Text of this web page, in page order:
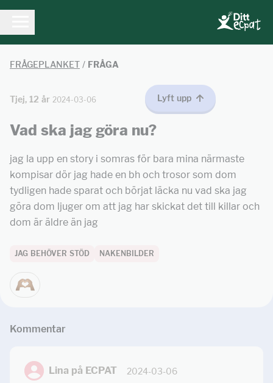
FRÅGEPLANKET / FRÅGA
Tjej, 12 år 2024-03-06 Lyft upp
Vad ska jag göra nu?
jag la upp en story i somras för bara mina närmaste
kompisar dör jag hade en bh och trosor som dom
tydligen hade sparat och börjat läcka nu vad ska jag
göra dom ljuger om att jag har skickat det till killar och
dom är äldre än jag
JAG BEHÖVER STÖD NAKENBILDER
Kommentar
Lina på ECPAT 2024-03-06